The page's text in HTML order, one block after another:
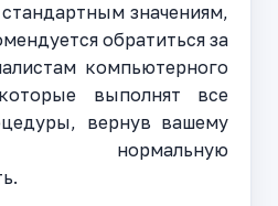
значениям,
обратиться за
компьютерного
выполнят все
вернув вашему
нормальную